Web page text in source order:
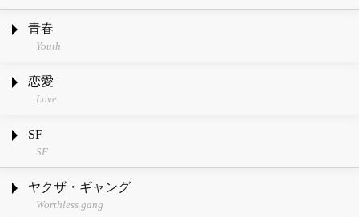
青春
Youth
恋愛
Love
SF
SF
ヤクザ・ギャング
Worthless gang